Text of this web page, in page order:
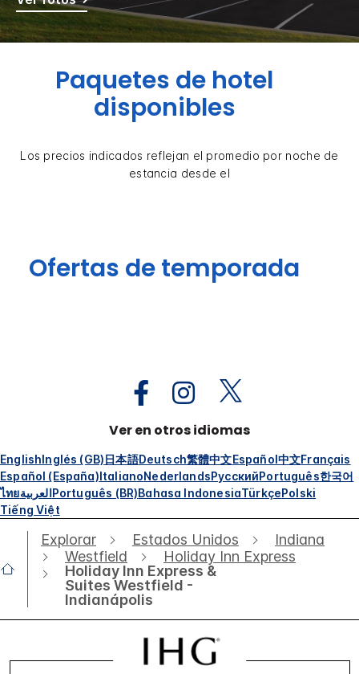
Paquetes de hotel
disponibles
Los precios indicados reflejan el promedio por noche de
estancia desde el
Ofertas de temporada
Ver en otros idiomas
EnglishInglés (GB)日本語Deutsch繁體中文Español中文Français
Español (España)ItalianoNederlandsРусскийPortuguês한국어
ไทยالعربيةPortuguês (BR)Bahasa IndonesiaTürkçePolski
Tiếng Việt
Explorar Estados Unidos
Indiana
Westfield
Holiday Inn Express
Holiday Inn Express &
Suites Westfield -
Indianápolis